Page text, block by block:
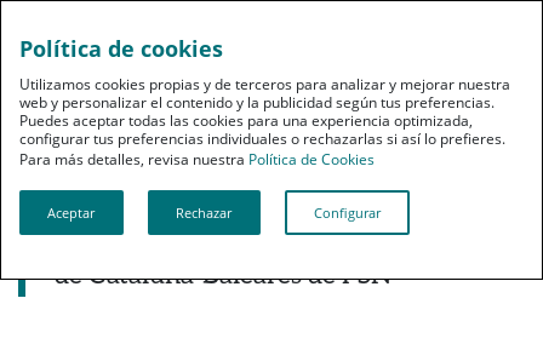
Noticias destacadas
Ferran Rovira, nuevo director territorial
de Cataluña-Baleares de PSN
Política de cookies
Utilizamos cookies propias y de terceros para analizar y mejorar nuestra
web y personalizar el contenido y la publicidad según tus preferencias.
Puedes aceptar todas las cookies para una experiencia optimizada,
configurar tus preferencias individuales o rechazarlas si así lo prefieres.
Para más detalles, revisa nuestra Política de Cookies
Aceptar Rechazar Configurar